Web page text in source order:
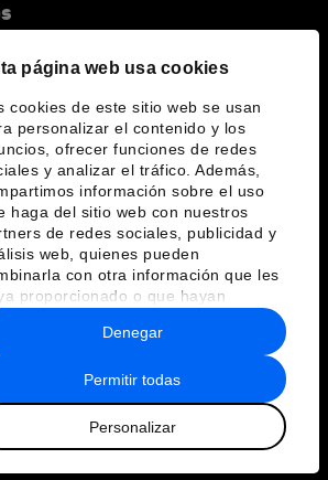
página web usa cookies
cookies de este sitio web se usan
personalizar el contenido y los
ofrecer funciones de redes
y analizar el tráfico. Además,
información sobre el uso
haga del sitio web con nuestros
de redes sociales, publicidad y
web, quienes pueden
con otra información que les
proporcionado o que hayan
a partir del uso que haya
de sus servicios.
Permitir todas
Personalizar
Denegar
el Foro
idiomas
privacidad y normas de uso
Sitemap
Foro Económico Mundial